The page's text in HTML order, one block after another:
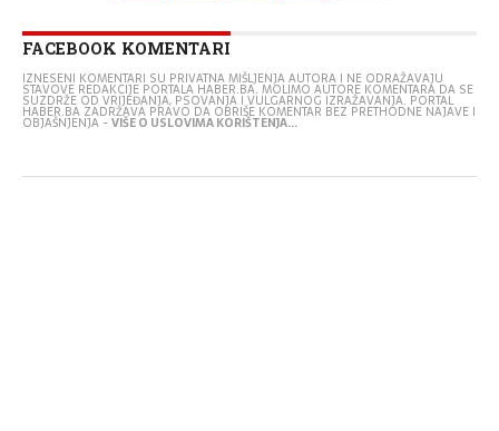
FACEBOOK KOMENTARI
IZNESENI KOMENTARI SU PRIVATNA MIŠLJENJA AUTORA I NE ODRAŽAVAJU
STAVOVE REDAKCIJE PORTALA HABER.BA. MOLIMO AUTORE KOMENTARA DA SE
SUZDRŽE OD VRIJEĐANJA, PSOVANJA I VULGARNOG IZRAŽAVANJA. PORTAL
HABER.BA ZADRŽAVA PRAVO DA OBRIŠE KOMENTAR BEZ PRETHODNE NAJAVE I
OBJAŠNJENJA -VIŠE O USLOVIMA KORIŠTENJA...